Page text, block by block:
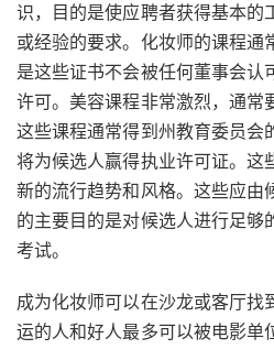
识，目的是使应聘者获得基本的
或经验的要求。化妆师的课程通
是这些证书不会被任何董事会认
许可。美容课程非常激烈，通常
这些课程通常得到州教育委员会
将为候选人赢得执业许可证。这
新的流行趋势和风格。这些应由
的主要目的是对候选人进行足够
考试。
成为化妆师可以在沙龙或客厅找
运的人和好人最多可以被电影单